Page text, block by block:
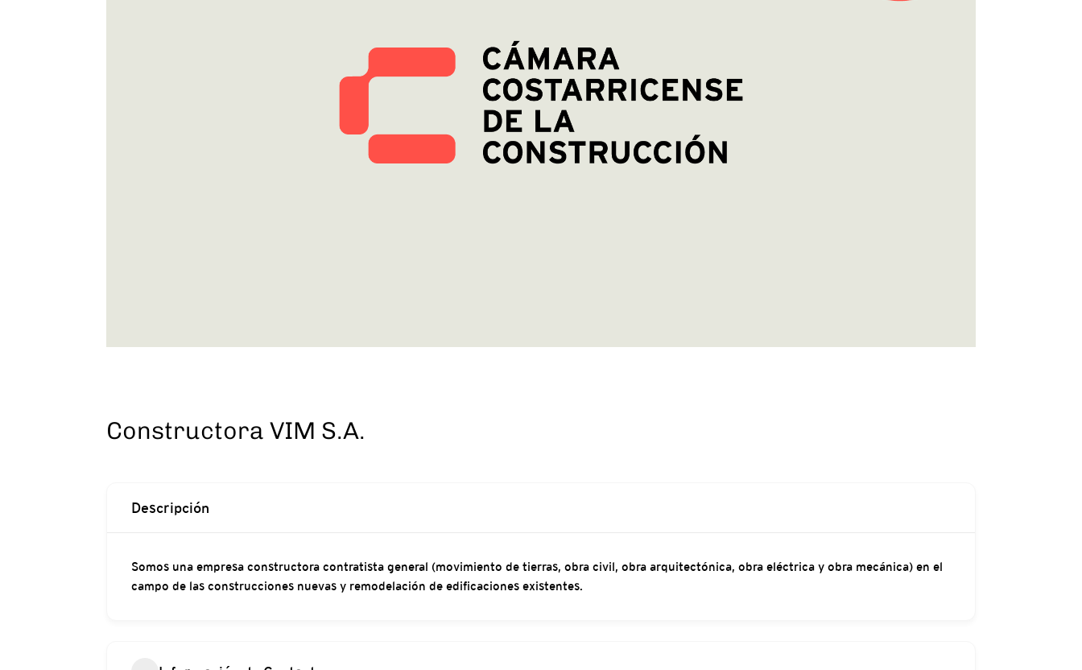
Constructora VIM S.A.
Descripción
Somos una empresa constructora contratista general (movimiento de tierras, obra civil, obra arquitectónica, obra eléctrica y obra mecánica) en el
campo de las construcciones nuevas y remodelación de edificaciones existentes.